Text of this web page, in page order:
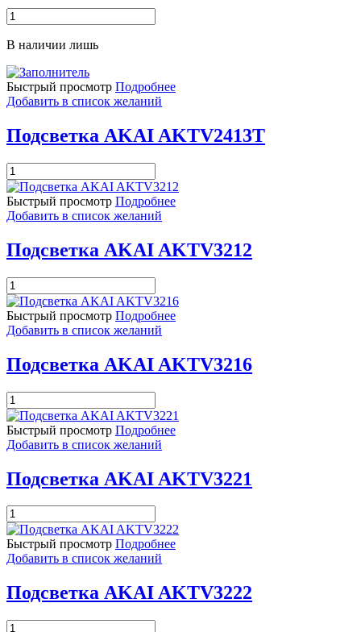
Количество
товара
Подсветка
32C1
В наличии лишь
Быстрый просмотр Подробнее
Добавить в список желаний
Подсветка AKAI AKTV2413T
Количество
товара
Подсветка
AKAI
AKTV2413T
Быстрый просмотр Подробнее
Добавить в список желаний
Подсветка AKAI AKTV3212
Количество
товара
Подсветка
AKAI
AKTV3212
Быстрый просмотр Подробнее
Добавить в список желаний
Подсветка AKAI AKTV3216
Количество
товара
Подсветка
AKAI
AKTV3216
Быстрый просмотр Подробнее
Добавить в список желаний
Подсветка AKAI AKTV3221
Количество
товара
Подсветка
AKAI
AKTV3221
Быстрый просмотр Подробнее
Добавить в список желаний
Подсветка AKAI AKTV3222
Количество